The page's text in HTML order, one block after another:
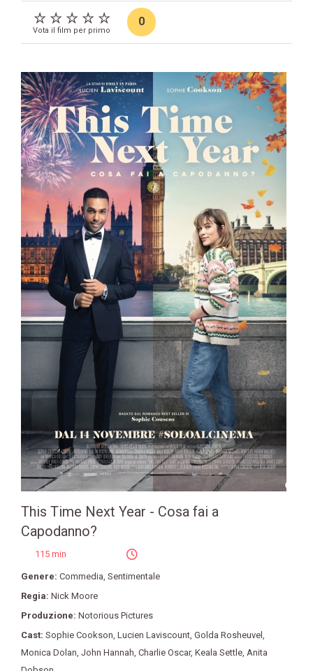
Vota il film per primo
0
This Time Next Year - Cosa fai a
Capodanno?
115 min
Genere: Commedia Sentimentale
Regia: Nick Moore
Produzione: Notorious Pictures
Cast: Sophie Cookson Lucien Laviscount Golda Rosheuvel
Monica Dolan John Hannah Charlie Oscar, Keala Settle Anita